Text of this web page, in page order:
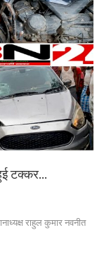
टक्कर...
राहुल कुमार नवनीत